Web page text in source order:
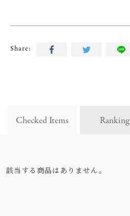
Share:
Checked Items Ranking
該当する商品はありません。